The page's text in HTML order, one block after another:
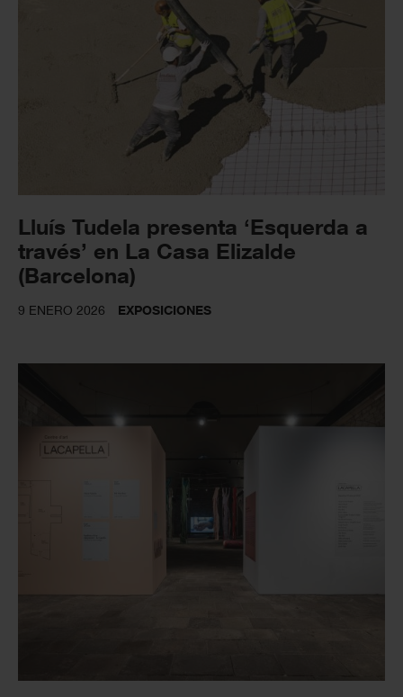
Lluís Tudela presenta ‘Esquerda a
través’ en La Casa Elizalde
(Barcelona)
9 ENERO 2026 EXPOSICIONES